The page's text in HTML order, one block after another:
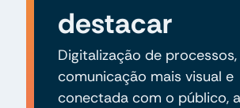
destacar
Digitalização de processos,
comunicação mais visual e
conectada com o público,